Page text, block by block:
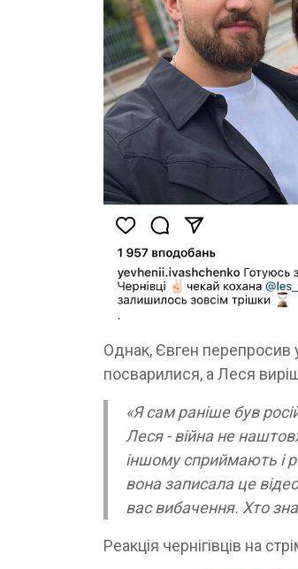
Однак, Євген перепросив
посварилися, а Леся
«Я сам раніше був
Леся - війна не
іншому сприймають і
вона записала це
вас вибачення. Хто
Реакція чернігівців на